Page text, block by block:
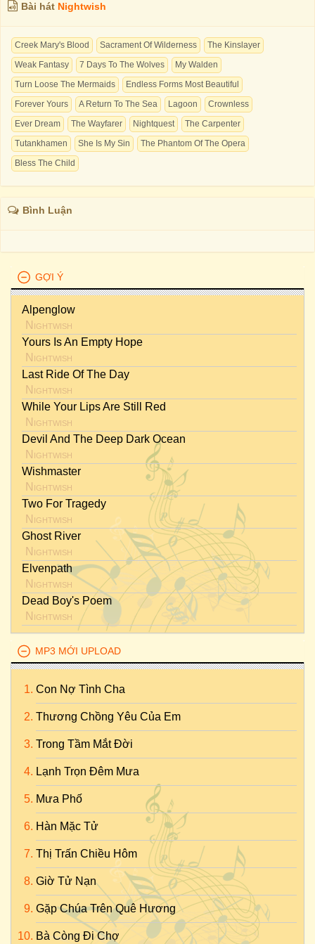
Bài hát Nightwish
Creek Mary's Blood Sacrament Of Wilderness
The Kinslayer
Weak Fantasy
7 Days To The Wolves
My Walden
Turn Loose The Mermaids
Endless Forms Most Beautiful
Forever Yours
A Return To The Sea Lagoon
Crownless
Ever Dream
The Wayfarer Nightquest
The Carpenter
Tutankhamen
She Is My Sin
The Phantom Of The Opera
Bless The Child
Bình Luận
GỢI Ý
Alpenglow
Nightwish
Yours Is An Empty Hope
Nightwish
Last Ride Of The Day
Nightwish
While Your Lips Are Still Red
Nightwish
Devil And The Deep Dark Ocean
Nightwish
Wishmaster
Nightwish
Two For Tragedy
Nightwish
Ghost River
Nightwish
Elvenpath
Nightwish
Dead Boy's Poem
Nightwish
MP3 MỚI UPLOAD
Con Nợ Tình Cha
Thương Chồng Yêu Của Em
Trong Tầm Mắt Đời
Lạnh Trọn Đêm Mưa
Mưa Phố
Hàn Mặc Tử
Thị Trấn Chiều Hôm
Giờ Tử Nạn
Gặp Chúa Trên Quê Hương
Bà Còng Đi Chợ